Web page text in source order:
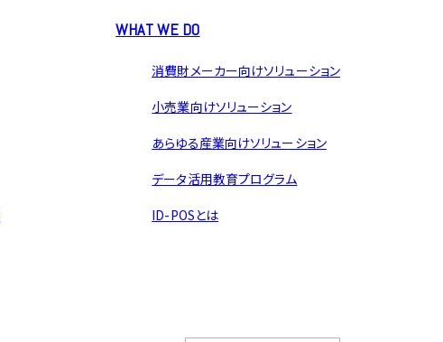
WHAT WE DO
消費財メーカー向けソリューション
小売業向けソリューション
あらゆる産業向けソリューション
データ活用教育プログラム
ID-POSとは